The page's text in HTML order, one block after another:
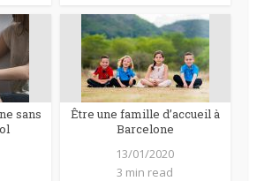
sans
Être une famille d’accueil à
Barcelone
13/01/2020
3 min read